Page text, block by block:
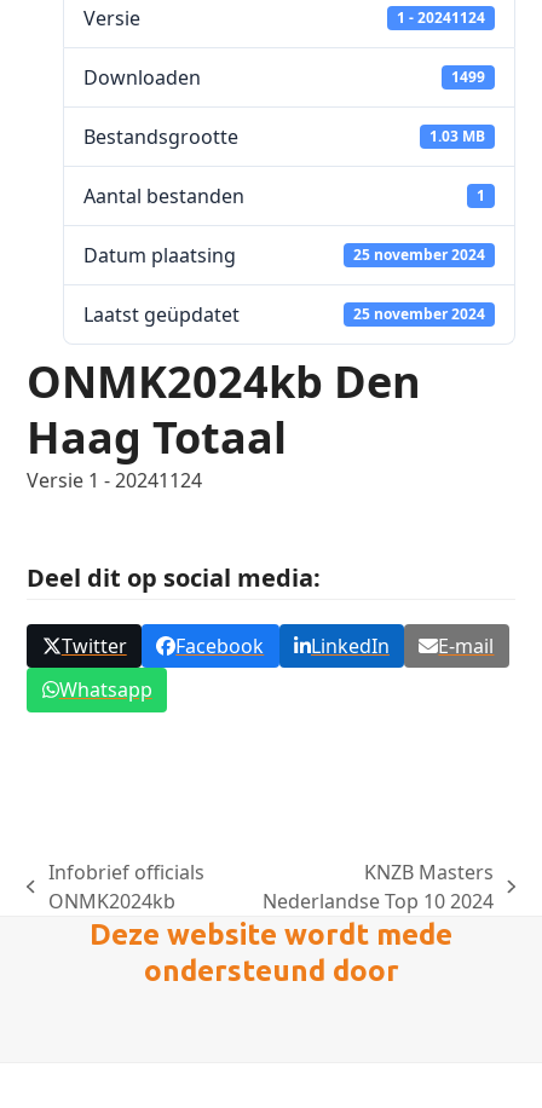
Versie 1 - 20241124
Downloaden 1499
Bestandsgrootte 1.03 MB
Aantal bestanden 1
Datum plaatsing 25 november 2024
Laatst geüpdatet 25 november 2024
ONMK2024kb Den
Haag Totaal
Versie 1 - 20241124
Deel dit op social media:
Twitter Facebook LinkedIn
E-mail
Whatsapp
previous
Infobrief officials
ONMK2024kb
next
post:
KNZB Masters
Nederlandse Top 10 2024
Deze website wordt mede
ondersteund door